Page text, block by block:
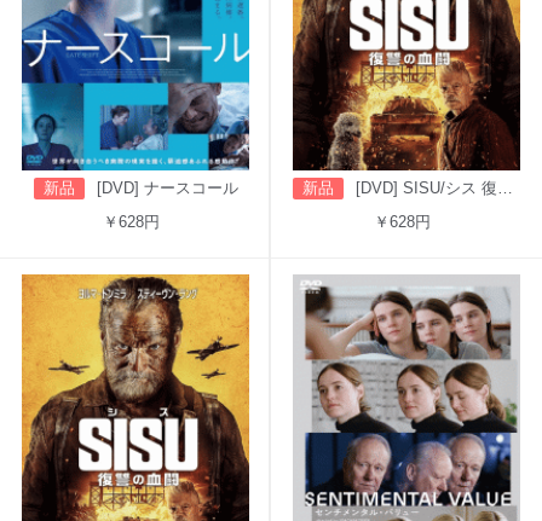
新品
[DVD] ナースコール
￥628円
新品
[DVD] SISU/シス 復讐の血闘（吹替版）
￥628円